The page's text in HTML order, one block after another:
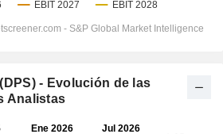
- Evolución de las
Analistas